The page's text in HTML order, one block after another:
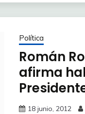
Política
Román
afirma
18 junio, 2012